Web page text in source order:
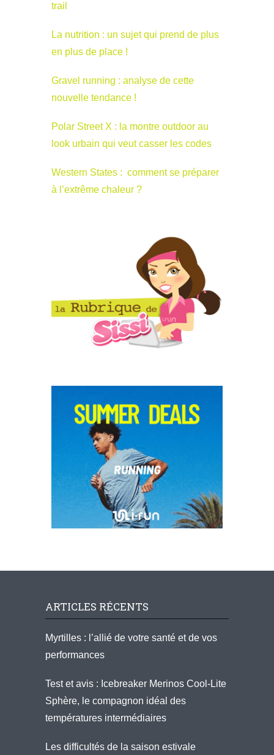
trail
La nutrition : un sujet qui prend de plus
en plus de place !
Gravel running : analyse de cette
nouvelle tendance !
Polar Street X : la montre outdoor au
look urbain qui veut casser les codes
Western States : comment se préparer
à l’extrême chaleur ?
ARTICLES RÉCENTS
Myrtilles : l’allié de votre santé et de vos
performances
Test et avis : Icebreaker Merinos Cool-Lite
Sphère, le compagnon idéal des
températures intermédiaires
Les difficultés de la saison estivale